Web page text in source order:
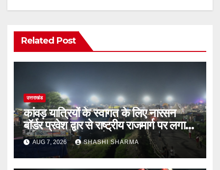
Related Post
उत्तराखंड
कांवड़ यात्रियों के स्वागत के लिए नारसन
बॉर्डर प्रवेश द्वार से राष्ट्रीय राजमार्ग पर लगाई
गई रंगीन एलईडी लाइटें
AUG 7, 2026 SHASHI SHARMA